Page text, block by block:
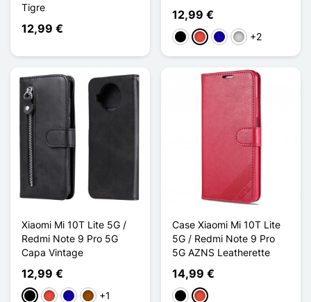
Tigre
12,99 €
12,99 €
PretoVermelhoAzul Escuro
Prata+2
Xiaomi Mi 10T Lite 5G /
Redmi Note 9 Pro 5G
Capa Vintage
12,99 €
PretoVermelhoAzul Escuro
Castanho
+1
Case Xiaomi Mi 10T Lite
5G / Redmi Note 9 Pro
5G AZNS Leatherette
14,99 €
PretoVermelho